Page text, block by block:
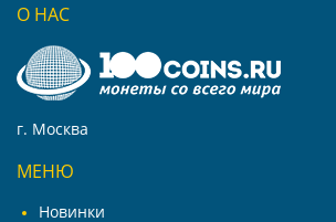
О НАС
г. Москва
МЕНЮ
Новинки